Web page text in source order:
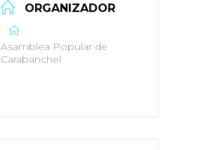
ORGANIZADOR
Asamblea Popular de
Carabanchel